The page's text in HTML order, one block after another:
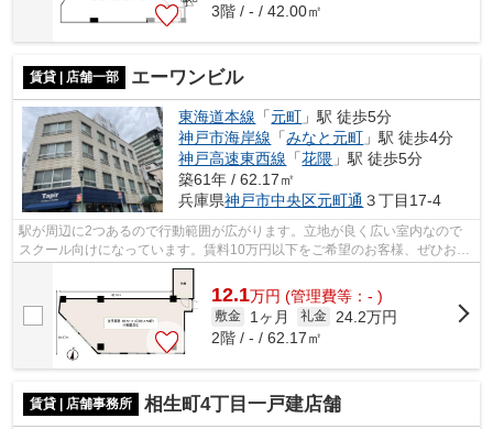
3階 / - / 42.00㎡
賃貸 | 店舗一部 エーワンビル
東海道本線 「元町 」駅 徒歩5分
神戸市海岸線 「みなと元町 」駅 徒歩4分
神戸高速東西線 「花隈 」駅 徒歩5分
築61年 / 62.17㎡
兵庫県神戸市中央区元町通 ３丁目17-4
駅が周辺に2つあるので行動範囲が広がります。立地が良く広い室内なので
スクール向けになっています。賃料10万円以下をご希望のお客様、ぜひお問
い合わせください。周辺には、徒歩5分...
12.1万円 (管理費等：- )
敷金 1ヶ月 礼金
24.2万円
2階 / - / 62.17㎡
賃貸 | 店舗事務所 相生町4丁目一戸建店舗